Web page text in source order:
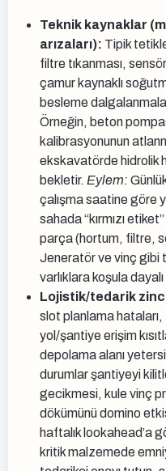
Teknik kaynaklar
arızaları): Tipik
filtre tıkanması,
çamur kaynaklı
besleme
Örneğin, beton
kalibrasyonunun
ekskavatörde hidrolik
bekletir. Eylem:
çalışma saatine göre
sahada “kırmızı
parça (hortum, filtre,
Jeneratör ve vinç gibi
varlıklara koşula
Lojistik/tedarik
slot planlama
yol/şantiye erişim
depolama alanı
durumlar şantiyeyi
gecikmesi, kule vinç
dökümünü domino
haftalık lookahead’a
kritik malzemede